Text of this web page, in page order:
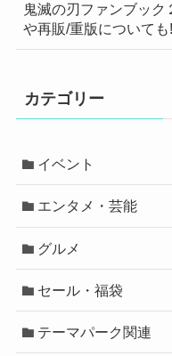
鬼滅の刃ファンブッ
や再販/重版についても!
カテゴリー
イベント
エンタメ・芸能
グルメ
セール・福袋
テーマパーク関連